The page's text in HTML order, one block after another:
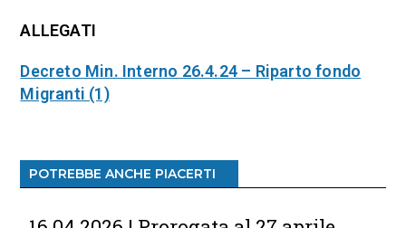
ALLEGATI
Decreto Min. Interno 26.4.24 – Riparto fondo
Migranti (1)
POTREBBE ANCHE PIACERTI